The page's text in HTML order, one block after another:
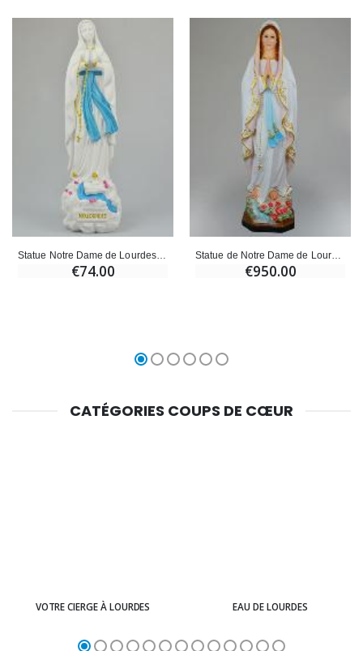
Statue Notre Dame de Lourdes - 42 cm
€74.00
Statue de Notre Dame de Lourdes - 1M
€950.00
CATÉGORIES COUPS DE CŒUR
VOTRE CIERGE À LOURDES EAU DE LOURDES